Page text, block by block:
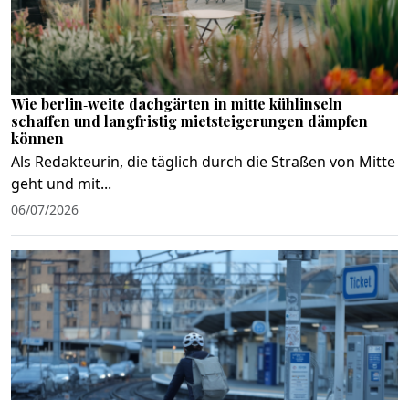
Wie berlin‑weite dachgärten in mitte kühlinseln
schaffen und langfristig mietsteigerungen dämpfen
können
Als Redakteurin, die täglich durch die Straßen von Mitte
geht und mit...
06/07/2026